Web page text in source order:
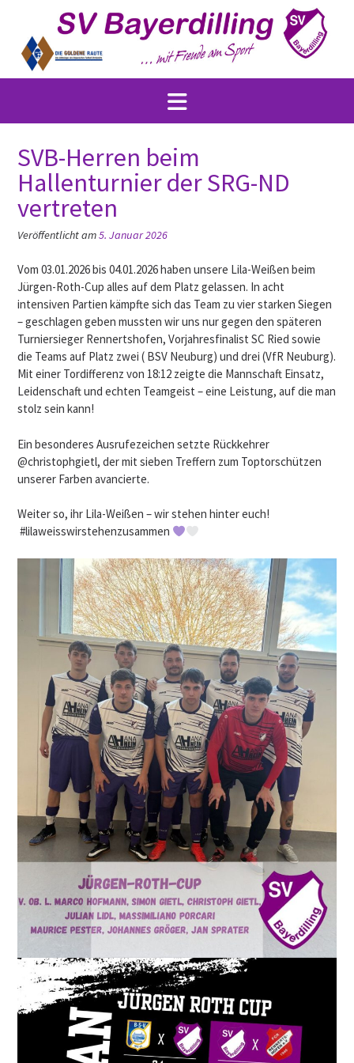
content
SVB-Herren beim
Hallenturnier der SRG-ND
vertreten
Veröffentlicht am5. Januar 2026
Vom 03.01.2026 bis 04.01.2026 haben unsere Lila-Weißen beim
Jürgen-Roth-Cup alles auf dem Platz gelassen. In acht
intensiven Partien kämpfte sich das Team zu vier starken Siegen
– geschlagen geben mussten wir uns nur gegen den späteren
Turniersieger Rennertshofen, Vorjahresfinalist SC Ried sowie
die Teams auf Platz zwei ( BSV Neuburg) und drei (VfR Neuburg).
Mit einer Tordifferenz von 18:12 zeigte die Mannschaft Einsatz,
Leidenschaft und echten Teamgeist – eine Leistung, auf die man
stolz sein kann!
Ein besonderes Ausrufezeichen setzte Rückkehrer
@christophgietl, der mit sieben Treffern zum Toptorschützen
unserer Farben avancierte.
Weiter so, ihr Lila-Weißen – wir stehen hinter euch!
#lilaweisswirstehenzusammen